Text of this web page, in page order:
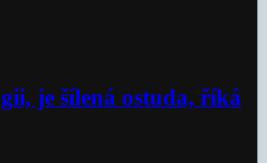
je šílená ostuda, říká